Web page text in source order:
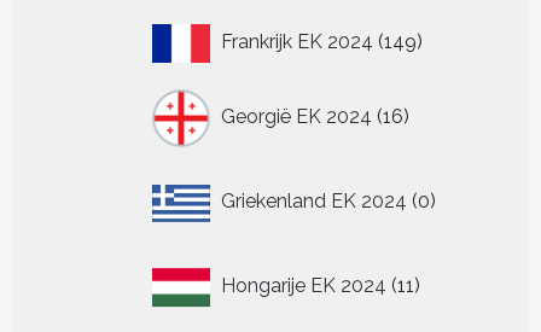
Frankrijk EK 2024 149149
Georgië EK 2024 16
producten
Griekenland EK 2024 0
producten
Hongarije EK 2024 11
producten